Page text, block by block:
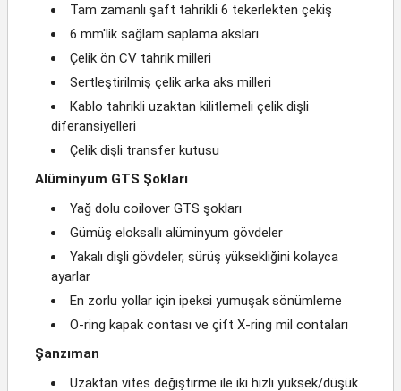
Tam zamanlı şaft tahrikli 6 tekerlekten çekiş
6 mm'lik sağlam saplama aksları
Çelik ön CV tahrik milleri
Sertleştirilmiş çelik arka aks milleri
Kablo tahrikli uzaktan kilitlemeli çelik dişli
diferansiyelleri
Çelik dişli transfer kutusu
Alüminyum GTS Şokları
Yağ dolu coilover GTS şokları
Gümüş eloksallı alüminyum gövdeler
Yakalı dişli gövdeler, sürüş yüksekliğini kolayca
ayarlar
En zorlu yollar için ipeksi yumuşak sönümleme
O-ring kapak contası ve çift X-ring mil contaları
Şanzıman
Uzaktan vites değiştirme ile iki hızlı yüksek/düşük